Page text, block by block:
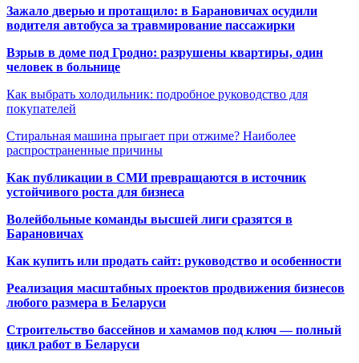
Зажало дверью и протащило: в Барановичах осудили
водителя автобуса за травмирование пассажирки
Взрыв в доме под Гродно: разрушены квартиры, один
человек в больнице
Как выбрать холодильник: подробное руководство для
покупателей
Стиральная машина прыгает при отжиме? Наиболее
распространенные причины
Как публикации в СМИ превращаются в источник
устойчивого роста для бизнеса
Волейбольные команды высшей лиги сразятся в
Барановичах
Как купить или продать сайт: руководство и особенности
Реализация масштабных проектов продвижения бизнесов
любого размера в Беларуси
Строительство бассейнов и хамамов под ключ — полный
цикл работ в Беларуси